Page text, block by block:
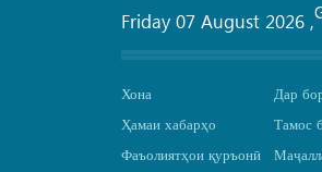
Friday 07 August 2026 ,
Хона
Ҳамаи хабарҳо
Фаъолиятҳои қуръонӣ
Дар
Тамос